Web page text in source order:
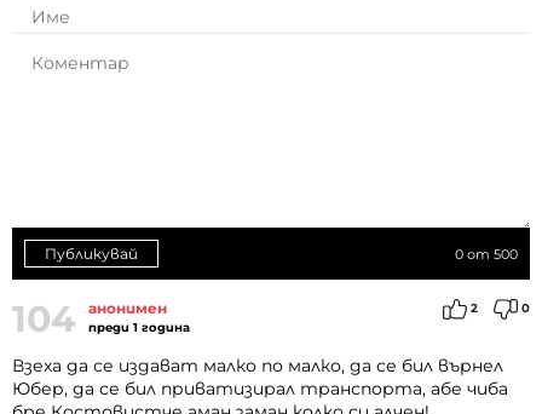
0 от 500
Публикувай
104 анонимен
преди 1 година
2 0
Взеха да се издават малко по малко, да се бил върнел
Юбер, да се бил приватизирал транспорта, абе чиба